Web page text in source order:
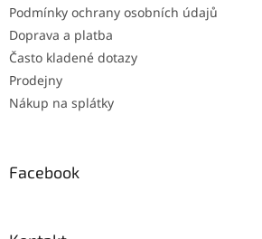
Podmínky ochrany osobních údajů
Doprava a platba
Často kladené dotazy
Prodejny
Nákup na splátky
Facebook